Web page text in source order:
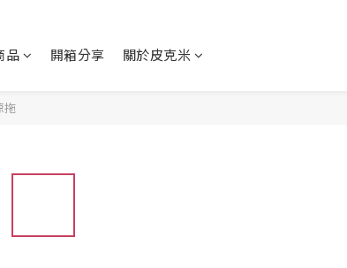
品 開箱分享 關於皮克米
拖